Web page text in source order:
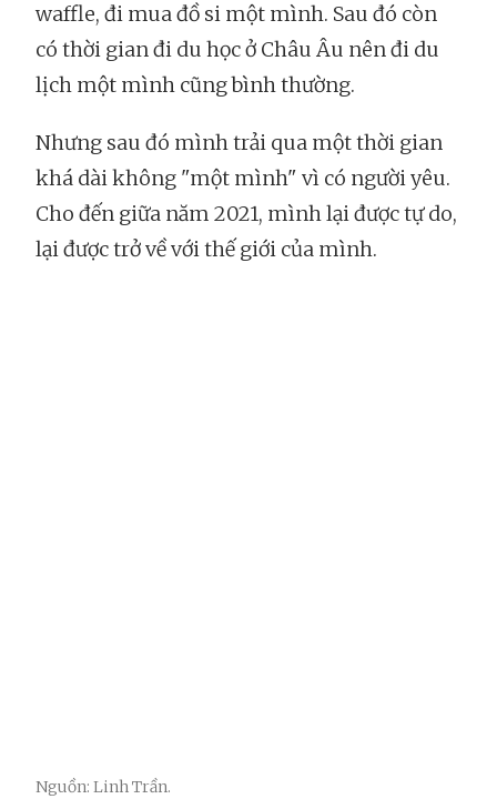
waffle, đi mua đồ si một mình. Sau đó còn
có thời gian đi du học ở Châu Âu nên đi du
lịch một mình cũng bình thường.
Nhưng sau đó mình trải qua một thời gian
khá dài không "một mình" vì có người yêu.
Cho đến giữa năm 2021, mình lại được tự do,
lại được trở về với thế giới của mình.
Nguồn: Linh Trần.